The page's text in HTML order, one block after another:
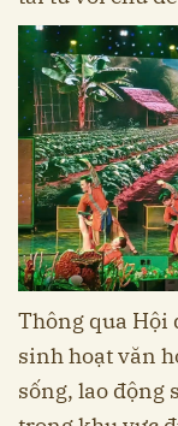
Thông qua
sinh hoạt văn
sống, lao động